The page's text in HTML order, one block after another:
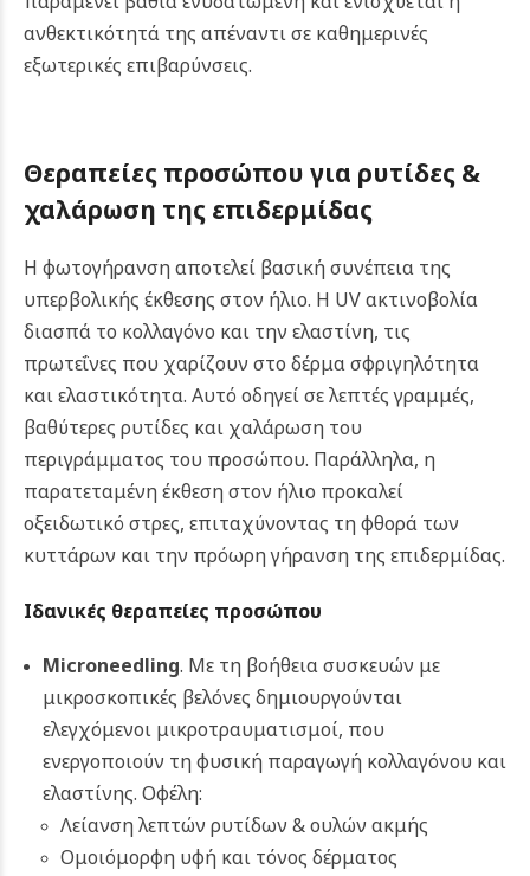
ανθεκτικότητά της απέναντι σε καθημερινές
εξωτερικές επιβαρύνσεις.
Θεραπείες προσώπου για ρυτίδες &
χαλάρωση της επιδερμίδας
Η φωτογήρανση αποτελεί βασική συνέπεια της
υπερβολικής έκθεσης στον ήλιο. Η UV ακτινοβολία
διασπά το κολλαγόνο και την ελαστίνη, τις
πρωτεΐνες που χαρίζουν στο δέρμα σφριγηλότητα
και ελαστικότητα. Αυτό οδηγεί σε λεπτές γραμμές,
βαθύτερες ρυτίδες και χαλάρωση του
περιγράμματος του προσώπου. Παράλληλα, η
παρατεταμένη έκθεση στον ήλιο προκαλεί
οξειδωτικό στρες, επιταχύνοντας τη φθορά των
κυττάρων και την πρόωρη γήρανση της επιδερμίδας.
Ιδανικές θεραπείες προσώπου
Microneedling. Με τη βοήθεια συσκευών με
μικροσκοπικές βελόνες δημιουργούνται
ελεγχόμενοι μικροτραυματισμοί, που
ενεργοποιούν τη φυσική παραγωγή κολλαγόνου και
ελαστίνης. Οφέλη:
Λείανση λεπτών ρυτίδων & ουλών ακμής
Ομοιόμορφη υφή και τόνος δέρματος